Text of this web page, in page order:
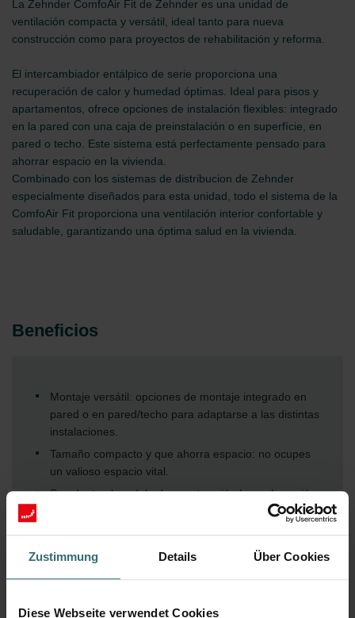
Zustimmung Details Über Cookies
Diese Webseite verwendet Cookies
La Zehnder ComfoAir Fit de Zehnder es una unidad de
ventilación compacta y versátil, ideal tanto para nueva
construcción como para proyectos de rehabilitación y reforma.
El intercambiador entálpico de serie proporciona una
recuperación de calor y humedad óptimas. Ideal para pisos y
apartamentos, ofrece opciones de instalación flexibles: integrado
en la pared con una caja de preinstalación o en superfície, en
pared o techo. Este sistema está perfectamente pensado para
ahorrar espacio en la vivienda.
Combinado con los sistemas de distribucion de Zehnder
especialmente diseñados para esta unidad, todo el sistema de la
ComfoAir Fit proporciona una ventilación interior confortable y
saludable, garantizando una óptima salud en la vivienda.
Beneficios
Montaje versátil: opciones de montaje integrado en
pared o en pared/techo para adaptarse a las distintas
instalaciones.
Tamaño compacto y que ahorra espacio: no ocupes
un valioso espacio vital.
Se adapta al modelo de construcción Lean: la opción
de preinstalación inteligente de la caja de empotrar
Modelo Retrofit: la unidad es perfecta para proyectos
discretamente en la pared exterior y queda